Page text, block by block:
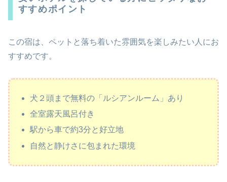
すすめポイント
この宿は、ペットと落ち着いた雰囲気を楽しみたい人にお
すすめです。
犬２頭まで無料の「ルシアンルーム」あり
全室露天風呂付き
駅から車で約3分と好立地
自然と静けさに包まれた環境